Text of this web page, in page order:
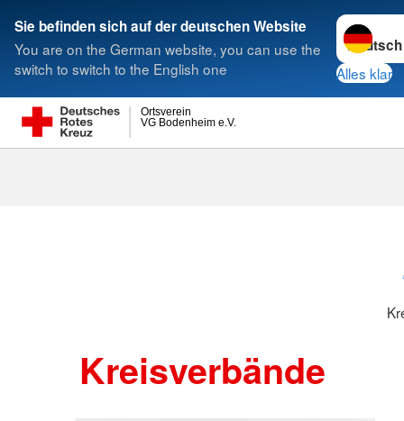
Sie befinden sich auf der deutschen Website
You are on the German website, you can use the
switch to switch to the English one
Sprache
Alles klar
VG Bodenheim e.V.
Ortsverein
Suche
Kreisverbände